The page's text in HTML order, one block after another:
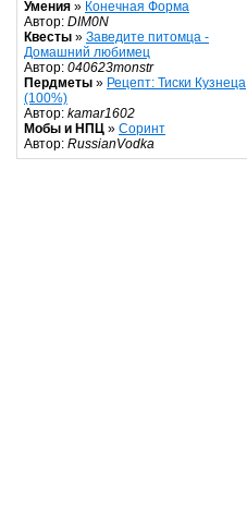
Умения » Конечная Форма
Автор: DIM0N
Квесты » Заведите питомца -
Домашний любимец
Автор: 040623monstr
Пердметы » Рецепт: Тиски Кузнеца
(100%)
Автор: kamar1602
Мобы и НПЦ » Соринт
Автор: RussianVodka